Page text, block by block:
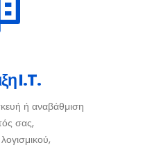
I.T.
ή αναβάθμιση
σας,